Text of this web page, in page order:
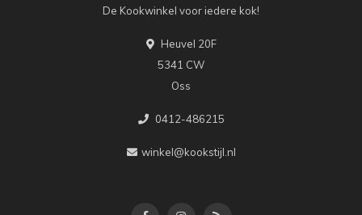
De Kookwinkel voor iedere kok!
Heuvel 20F
5341 CW
Oss
0412-486215
winkel@kookstijl.nl